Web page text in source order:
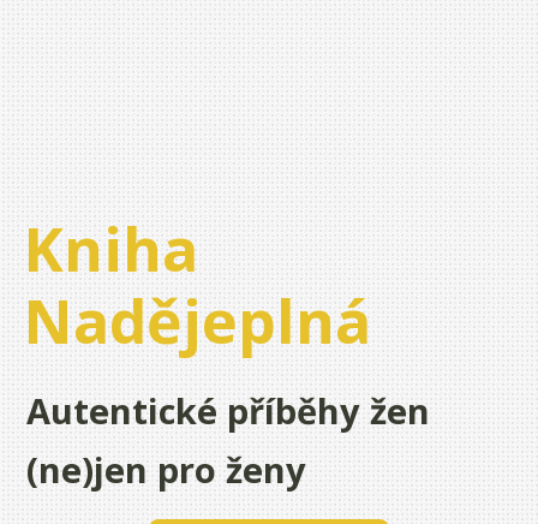
Kniha
Nadějeplná
Autentické příběhy žen
(ne)jen pro ženy